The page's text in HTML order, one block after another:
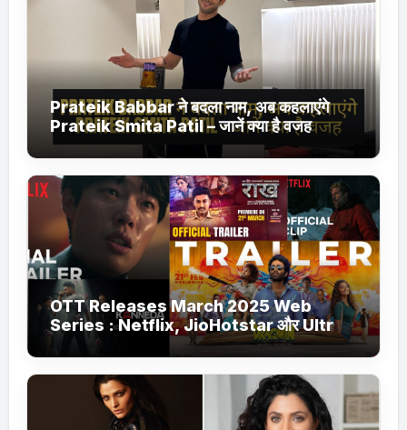
Prateik Babbar ने बदला नाम, अब कहलाएंगे
Prateik Smita Patil – जानें क्या है वजह
OTT Releases March 2025 Web
Series : Netflix, JioHotstar और Ultra
Jhakaas पर नई वेब सीरीज और फिल्में